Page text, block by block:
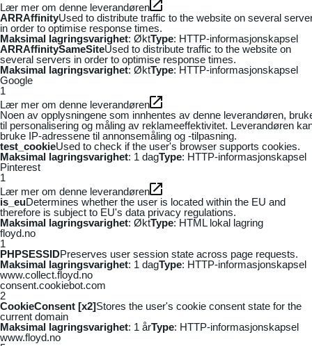
Lær mer om denne leverandøren
ARRAffinityUsed to distribute traffic to the website on several
in order to optimise response times.
Maksimal lagringsvarighet: ØktType: HTTP-informasjonskapsel
ARRAffinitySameSiteUsed to distribute traffic to the website on
several servers in order to optimise response times.
Maksimal lagringsvarighet: ØktType: HTTP-informasjonskapsel
Google
1
Lær mer om denne leverandøren
Noen av opplysningene som innhentes av denne leverandøren,
til personalisering og måling av reklameeffektivitet. Leverandøren
bruke IP-adressene til annonsemåling og -tilpasning.
test_cookieUsed to check if the user's browser supports cookies.
Maksimal lagringsvarighet: 1 dagType: HTTP-informasjonskapsel
Pinterest
1
Lær mer om denne leverandøren
is_euDetermines whether the user is located within the EU and
therefore is subject to EU's data privacy regulations.
Maksimal lagringsvarighet: ØktType: HTML lokal lagring
floyd.no
1
PHPSESSIDPreserves user session state across page requests.
Maksimal lagringsvarighet: 1 dagType: HTTP-informasjonskapsel
www.collect.floyd.no
consent.cookiebot.com
2
CookieConsent [x2]Stores the user's cookie consent state for the
current domain
Maksimal lagringsvarighet: 1 årType: HTTP-informasjonskapsel
www.floyd.no